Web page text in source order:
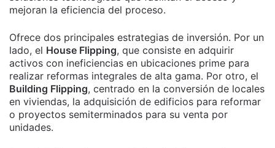
mejoran la eficiencia del proceso.
Ofrece dos principales estrategias de inversión. Por un
lado, el House Flipping, que consiste en adquirir
activos con ineficiencias en ubicaciones prime para
realizar reformas integrales de alta gama. Por otro, el
Building Flipping, centrado en la conversión de locales
en viviendas, la adquisición de edificios para reformar
o proyectos semiterminados para su venta por
unidades.